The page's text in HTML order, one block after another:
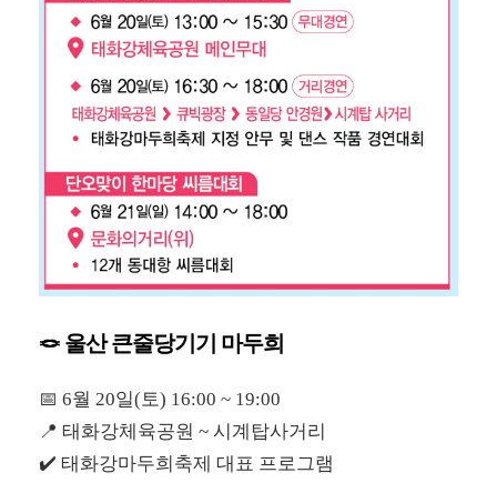
🪢 울산 큰줄당기기 마두희
📅 6월 20일(토) 16:00 ~ 19:00
📍 태화강체육공원 ~ 시계탑사거리
✔️ 태화강마두희축제 대표 프로그램